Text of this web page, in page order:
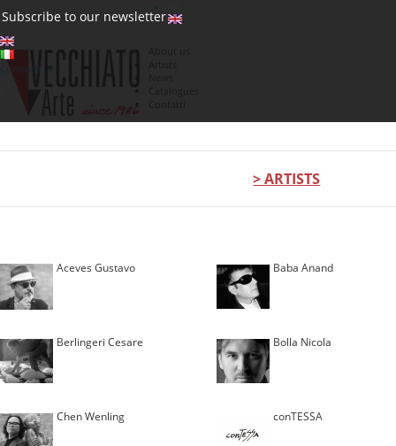
Subscribe to our newsletter
> ARTISTS
Aceves Gustavo Baba Anand
Berlingeri Cesare Bolla Nicola
Chen Wenling conTESSA